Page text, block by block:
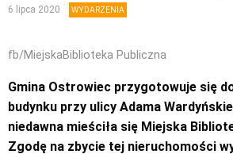
6 lipca 2020 WYDARZENIA
fb/MiejskaBiblioteka Publiczna
Gmina Ostrowiec przygotowuje się
budynku przy ulicy Adama
niedawna mieściła się Miejska
Zgodę na zbycie tej nieruchomości